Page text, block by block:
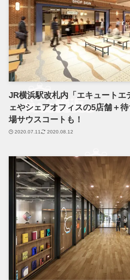
JR横浜駅改札内「エキュートエ
ェやシェアオフィスの5店舗＋
場サウスコートも！
2020.07.11 2020.08.12